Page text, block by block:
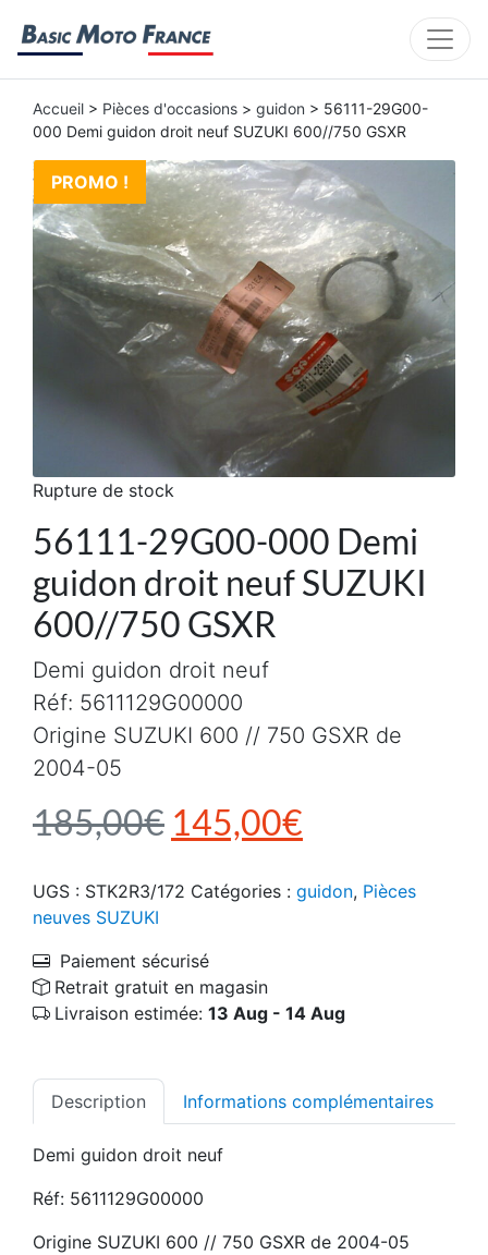
Accueil > Pièces d'occasions > guidon > 56111-29G00-
000 Demi guidon droit neuf SUZUKI 600//750 GSXR
PROMO !
56111-29G00-000 Demi
guidon droit neuf SUZUKI
600//750 GSXR
185,00€ Le prix initial était :
145,00€
Demi guidon droit neuf
Réf: 5611129G00000
Origine SUZUKI 600 // 750 GSXR de
2004-05
Rupture de stock
UGS : STK2R3/172 Catégories : guidon, Pièces
neuves SUZUKI
Paiement sécurisé
Retrait gratuit en magasin
Livraison estimée: 13 Aug - 14 Aug
Description Informations complémentaires
Demi guidon droit neuf
Réf: 5611129G00000
Origine SUZUKI 600 // 750 GSXR de 2004-05